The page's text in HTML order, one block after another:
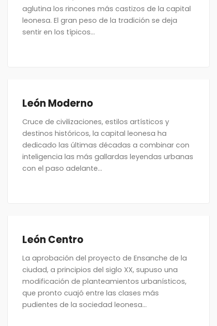
aglutina los rincones más castizos de la capital
leonesa. El gran peso de la tradición se deja
sentir en los típicos...
León Moderno
Cruce de civilizaciones, estilos artísticos y
destinos históricos, la capital leonesa ha
dedicado las últimas décadas a combinar con
inteligencia las más gallardas leyendas urbanas
con el paso adelante...
León Centro
La aprobación del proyecto de Ensanche de la
ciudad, a principios del siglo XX, supuso una
modificación de planteamientos urbanísticos,
que pronto cuajó entre las clases más
pudientes de la sociedad leonesa...